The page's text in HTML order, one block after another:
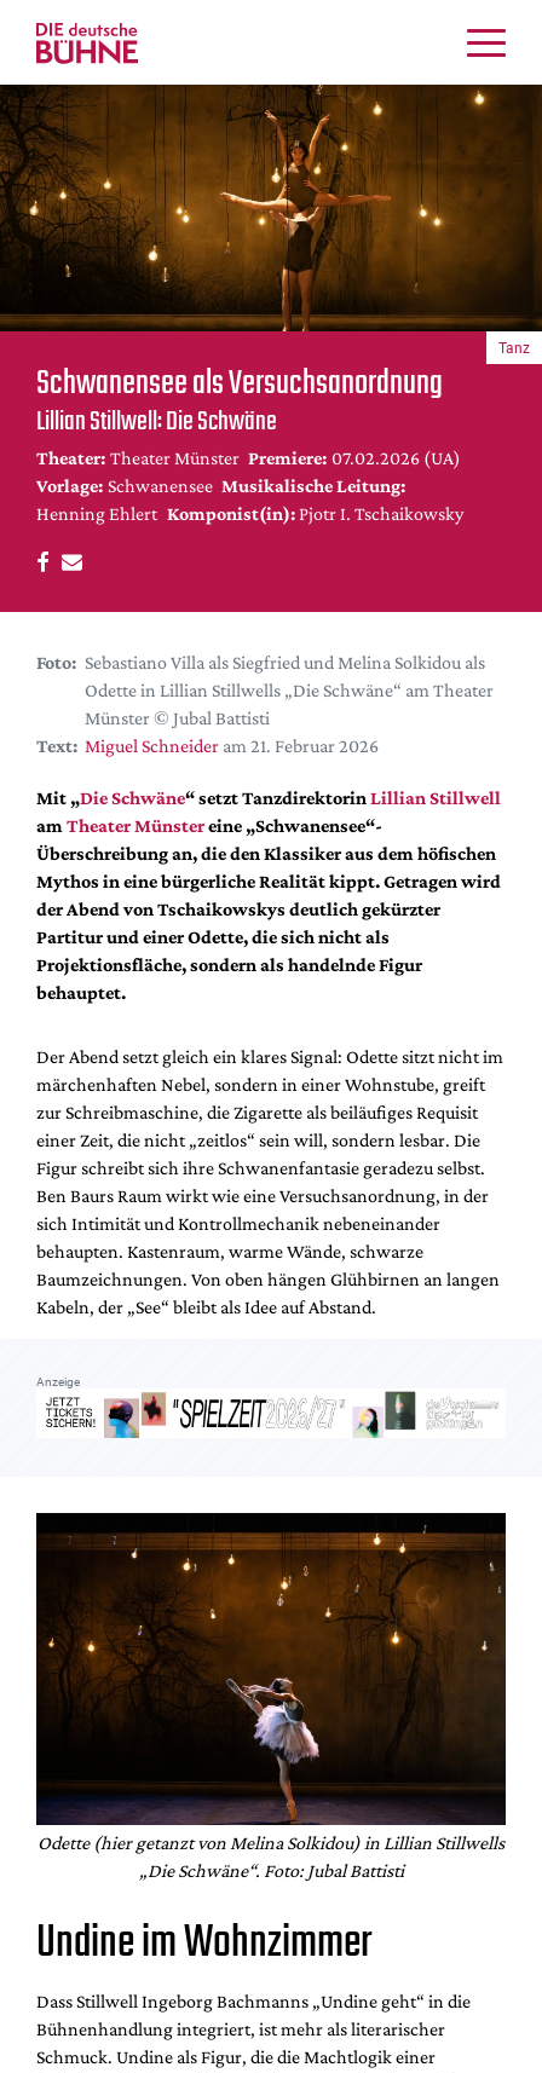
Kritiken
Schauspiel
Musiktheater
Tanz
Crossover
Bühnenwelt
Festivals & Veranstaltungen
Menschen & Theater
Themen
Internationales
Nachrufe
Medientipps
DdB-map
Kalender
Festival-Planer
Hefte
Alle Hefte
Leseproben
Podcast
Service
Shop / Abo
Newsletter
Redaktion
Partner
Mediadaten
Suche
Schwanensee als Versuchsanordnung
Lillian Stillwell: Die Schwäne
Theater: Theater Münster Premiere: 07.02.2026 (UA)
Vorlage: Schwanensee Musikalische Leitung:
Henning Ehlert Komponist(in): Pjotr I. Tschaikowsky
Tanz
Foto: Sebastiano Villa als Siegfried und Melina Solkidou als
Odette in Lillian Stillwells „Die Schwäne“ am Theater
Münster © Jubal Battisti
Text: Miguel Schneider am 21. Februar 2026
Mit „Die Schwäne“ setzt Tanzdirektorin Lillian Stillwell
am Theater Münstereine „Schwanensee“-
Überschreibung an, die den Klassiker aus dem höfischen
Mythos in eine bürgerliche Realität kippt. Getragen wird
der Abend von Tschaikowskys deutlich gekürzter
Partitur und einer Odette, die sich nicht als
Projektionsfläche, sondern als handelnde Figur
behauptet.
Der Abend setzt gleich ein klares Signal: Odette sitzt nicht im
märchenhaften Nebel, sondern in einer Wohnstube, greift
zur Schreibmaschine, die Zigarette als beiläufiges Requisit
einer Zeit, die nicht „zeitlos“ sein will, sondern lesbar. Die
Figur schreibt sich ihre Schwanenfantasie geradezu selbst.
Ben Baurs Raum wirkt wie eine Versuchsanordnung, in der
sich Intimität und Kontrollmechanik nebeneinander
behaupten. Kastenraum, warme Wände, schwarze
Baumzeichnungen. Von oben hängen Glühbirnen an langen
Kabeln, der „See“ bleibt als Idee auf Abstand.
Anzeige
Odette (hier getanzt von Melina Solkidou) in Lillian Stillwells
„Die Schwäne“. Foto: Jubal Battisti
Undine im Wohnzimmer
Dass Stillwell Ingeborg Bachmanns „Undine geht“ in die
Bühnenhandlung integriert, ist mehr als literarischer
Schmuck. Undine als Figur, die die Machtlogik einer